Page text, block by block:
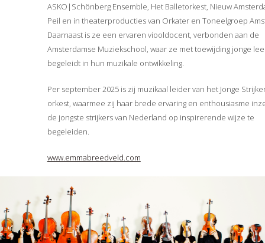
ASKO|Schönberg Ensemble, Het Balletorkest, Nieuw
Peil en in theaterproducties van Orkater en Toneelgroep
Daarnaast is ze een ervaren viooldocent, verbonden aan de
Amsterdamse Muziekschool, waar ze met toewijding jonge
begeleidt in hun muzikale ontwikkeling.
Per september 2025 is zij muzikaal leider van het Jonge
orkest, waarmee zij haar brede ervaring en enthousiasme
de jongste strijkers van Nederland op inspirerende wijze te
begeleiden.
www.emmabreedveld.com